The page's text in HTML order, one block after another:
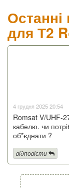
Останні
для Т2
4 грудня 2025 20:54
Romsat V/UHF-
кабелю. чи
об*єднати ?
відповісти